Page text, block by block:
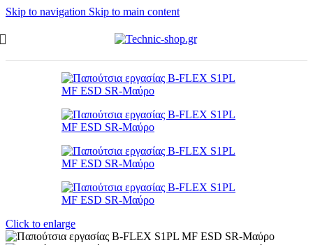
Skip to navigation Skip to main content
Click to enlarge